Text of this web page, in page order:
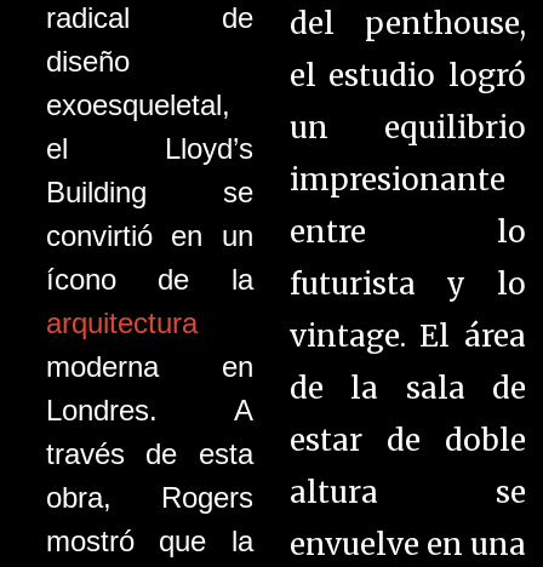
radical de
diseño
exoesqueletal,
el Lloyd’s
Building se
convirtió en un
ícono de la
arquitectura
moderna en
Londres. A
través de esta
obra, Rogers
mostró que la
del penthouse,
el estudio logró
un equilibrio
impresionante
entre lo
futurista y lo
vintage. El área
de la sala de
estar de doble
altura se
envuelve en una